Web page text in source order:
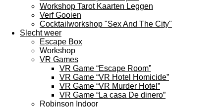
Workshop Tarot Kaarten Leggen
Verf Gooien
Cocktailworkshop "Sex And The City"
Slecht weer
Escape Box
Workshop
VR Games
VR Game “Escape Room”
VR Game “VR Hotel Homicide”
VR Game “VR Murder Hotel”
VR Game “La casa De dinero”
Robinson Indoor